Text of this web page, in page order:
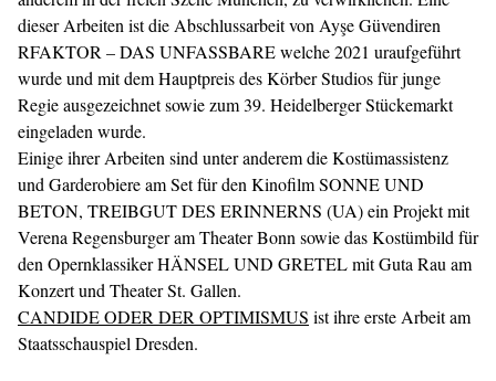
dieser Arbeiten ist die Abschlussarbeit von Ayşe Güvendiren
RFAKTOR – DAS UNFASSBARE welche 2021 uraufgeführt
wurde und mit dem Hauptpreis des Körber Studios für junge
Regie ausgezeichnet sowie zum 39. Heidelberger Stückemarkt
eingeladen wurde.
Einige ihrer Arbeiten sind unter anderem die Kostümassistenz
und Garderobiere am Set für den Kinofilm SONNE UND
BETON, TREIBGUT DES ERINNERNS (UA) ein Projekt mit
Verena Regensburger am Theater Bonn sowie das Kostümbild für
den Opernklassiker HÄNSEL UND GRETEL mit Guta Rau am
Konzert und Theater St. Gallen.
CANDIDE ODER DER OPTIMISMUS ist ihre erste Arbeit am
Staatsschauspiel Dresden.